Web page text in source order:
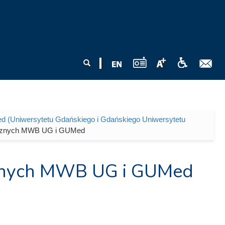
Szukaj
(Uniwersytetu Gdańskiego i Gdańskiego Uniwersytetu
MWB UG i GUMed
MWB UG i GUMed